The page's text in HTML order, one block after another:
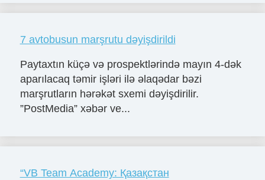
7 avtobusun marşrutu dəyişdirildi
Paytaxtın küçə və prospektlərində mayın 4-dək
aparılacaq təmir işləri ilə əlaqədar bəzi
marşrutların hərəkət sxemi dəyişdirilir.
”PostMedia” xəbər ve...
“VB Team Academy: Қазақстан